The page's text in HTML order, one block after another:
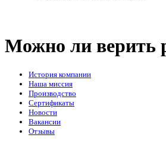
Можно ли верить
История компании
Наша миссия
Производство
Сертификаты
Новости
Вакансии
Отзывы